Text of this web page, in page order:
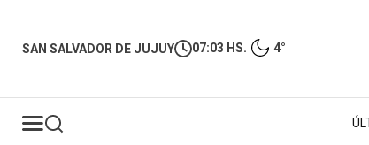
SAN SALVADOR DE JUJUY 07:03 HS. 4°